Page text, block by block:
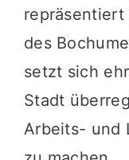
des
setzt sich
Stadt
Arbeits- und